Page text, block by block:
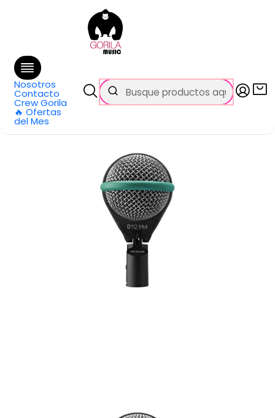
Nosotros
Contacto
Crew Gorila
🔥 Ofertas
del Mes
GRATIS
en Santiago y $99.990 en Regiones
Categorías
Micrófono de Bombo D112 MKII AKG